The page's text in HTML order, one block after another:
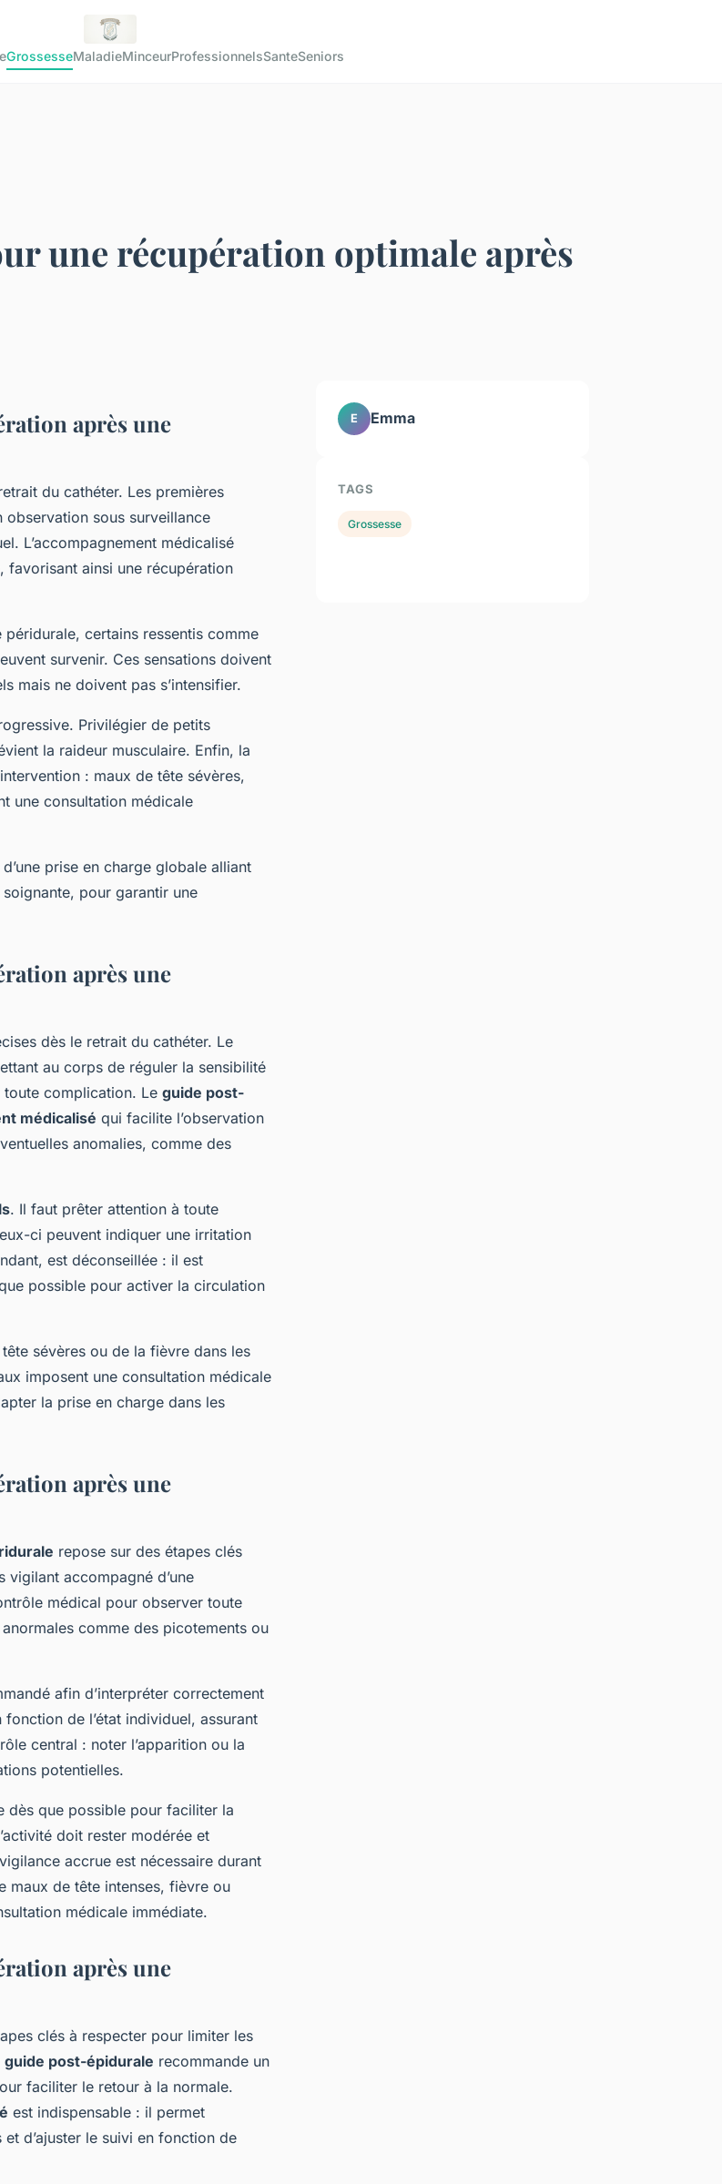
GrossesseMaladieMinceurProfessionnelsSanteSeniors
une récupération optimale après
après une
du cathéter. Les premières
sous surveillance
L’accompagnement médicalisé
favorisant ainsi une récupération
certains ressentis comme
survenir. Ces sensations doivent
mais ne doivent pas s’intensifier.
Privilégier de petits
la raideur musculaire. Enfin, la
: maux de tête sévères,
une consultation médicale
prise en charge globale alliant
pour garantir une
après une
dès le retrait du cathéter. Le
au corps de réguler la sensibilité
complication. Le guide post-
médicalisé qui facilite l’observation
anomalies, comme des
. Il faut prêter attention à toute
ci peuvent indiquer une irritation
est déconseillée : il est
possible pour activer la circulation
sévères ou de la fièvre dans les
imposent une consultation médicale
la prise en charge dans les
après une
repose sur des étapes clés
vigilant accompagné d’une
médical pour observer toute
comme des picotements ou
afin d’interpréter correctement
de l’état individuel, assurant
central : noter l’apparition ou la
potentielles.
dès que possible pour faciliter la
doit rester modérée et
accrue est nécessaire durant
maux de tête intenses, fièvre ou
médicale immédiate.
après une
clés à respecter pour limiter les
guide post-épidurale recommande un
faciliter le retour à la normale.
est indispensable : il permet
d’ajuster le suivi en fonction de
E Emma
TAGS
Grossesse